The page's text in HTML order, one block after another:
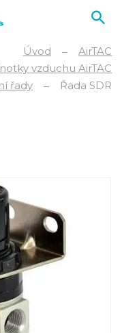
Úvod
AirTAC
vzduchu AirTAC
řady
Řada SDR